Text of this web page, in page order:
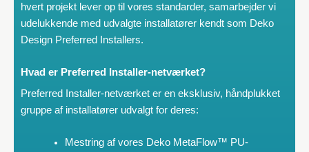
hvert projekt lever op til vores standarder, samarbejder vi
udelukkende med udvalgte installatører kendt som Deko
Design Preferred Installers.
Hvad er Preferred Installer-netværket?
Preferred Installer-netværket er en eksklusiv, håndplukket
gruppe af installatører udvalgt for deres:
Mestring af vores Deko MetaFlow™ PU-